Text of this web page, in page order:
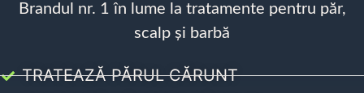
Brandul nr. 1 în lume la tratamente pentru păr,
scalp și barbă
TRATEAZĂ PĂRUL CĂRUNT